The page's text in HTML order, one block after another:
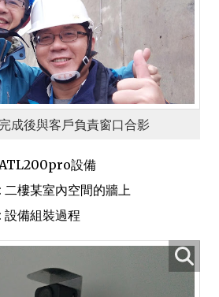
成後與客戶負責窗口合影
設備
二樓某室內空間的牆上
設備組裝過程